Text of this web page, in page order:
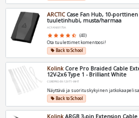
ARCTICCase Fan Hub, 10-porttinen
tuuletinhubi, musta/harmaa
ACFAN00175A
star star star star star_half (40)
Ota tuulettimet komentoosi!
local_offerBack to School
Kolink Core Pro Braided Cable
12V-2x6 Type 1 - Brilliant White
COREPRO-EK-12VT1-WHT
Näyttävä ja suorituskykyinen
local_offerBack to School